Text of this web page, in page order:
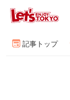
記事トップ